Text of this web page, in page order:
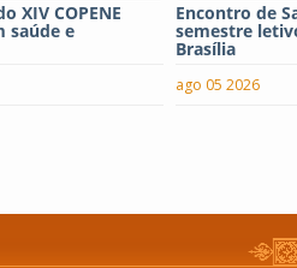
XIV COPENE
saúde e
Encontro de
semestre
Brasília
ago 05 2026